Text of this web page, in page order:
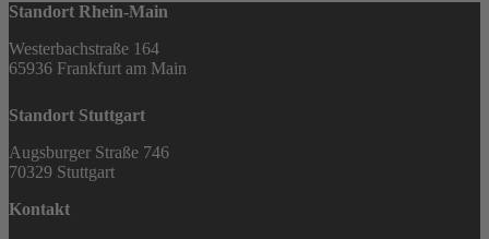
Standort Rhein-Main
Westerbachstraße 164
65936 Frankfurt am Main
Standort Stuttgart
Augsburger Straße 746
70329 Stuttgart
Kontakt